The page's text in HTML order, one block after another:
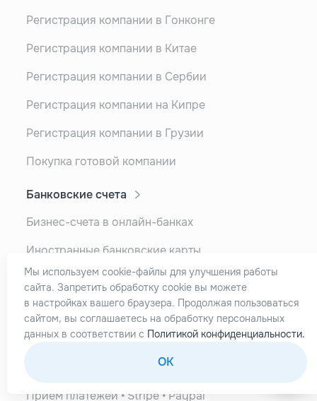
Регистрация компании в Гонконге
Регистрация компании в Китае
Регистрация компании в Сербии
Регистрация компании на Кипре
Регистрация компании в Грузии
Покупка готовой компании
Банковские счета
Бизнес-счета в онлайн-банках
Иностранные банковские карты
Банковские карты Казахстана
Банковские карты Киргизии
Банковские карты Турции
Дополнительные услуги
Прием платежей • Stripe • Paypal
Мы используем cookie-файлы для улучшения работы
сайта. Запретить обработку cookie вы можете
в настройках вашего браузера. Продолжая пользоваться
сайтом, вы соглашаетесь на обработку персональных
данных в соответствии с Политикой конфиденциальности.
OK